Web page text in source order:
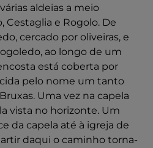
aldeias a meio
Cestaglia e Rogolo. De
cercado por oliveiras, e
ao longo de um
está coberta por
pelo nome um tanto
Uma vez na capela
vista no horizonte. Um
da capela até à igreja de
daqui o caminho torna-